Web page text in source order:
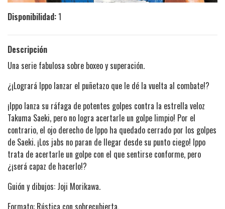
Disponibilidad:1
Descripción
Una serie fabulosa sobre boxeo y superación.
¿¡Logrará Ippo lanzar el puñetazo que le dé la vuelta al combate!?
¡Ippo lanza su ráfaga de potentes golpes contra la estrella veloz
Takuma Saeki, pero no logra acertarle un golpe limpio! Por el
contrario, el ojo derecho de Ippo ha quedado cerrado por los golpes
de Saeki. ¡Los jabs no paran de llegar desde su punto ciego! Ippo
trata de acertarle un golpe con el que sentirse conforme, pero
¿¡será capaz de hacerlo!?
Guión y dibujos: Joji Morikawa.
Formato: Rústica con sobrecubierta.